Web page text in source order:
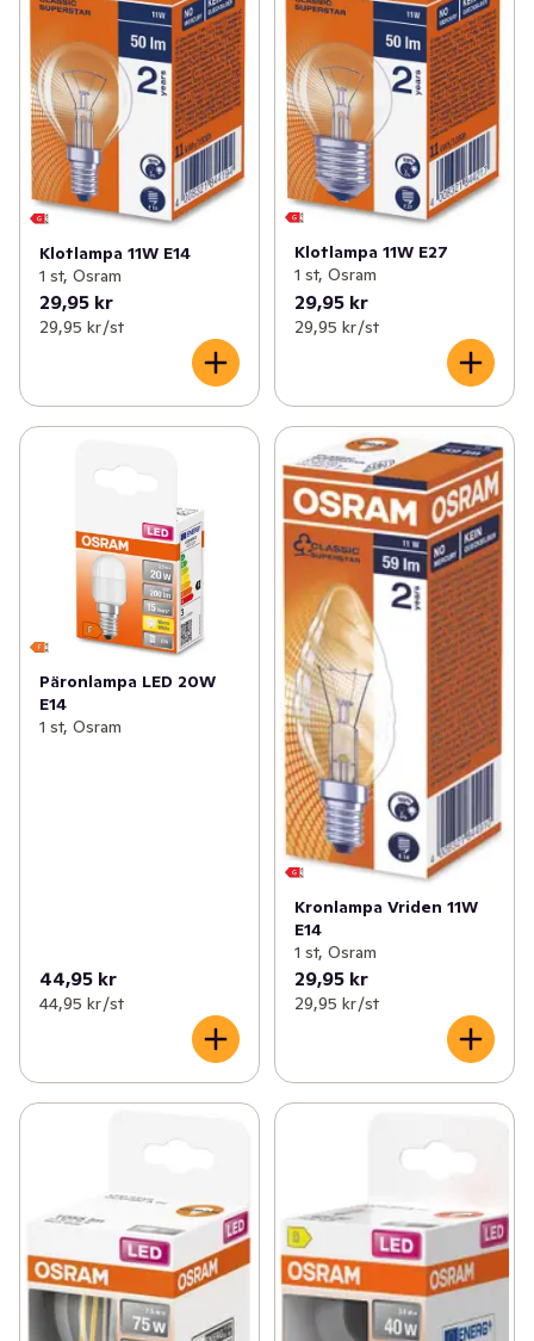
Klotlampa 11W E14
1 st, Osram
29,95 kr
29,95 kr /st
Klotlampa 11W E27
1 st, Osram
29,95 kr
29,95 kr /st
Päronlampa LED 20W
E14
1 st, Osram
44,95 kr
44,95 kr /st
Kronlampa Vriden 11W
E14
1 st, Osram
29,95 kr
29,95 kr /st